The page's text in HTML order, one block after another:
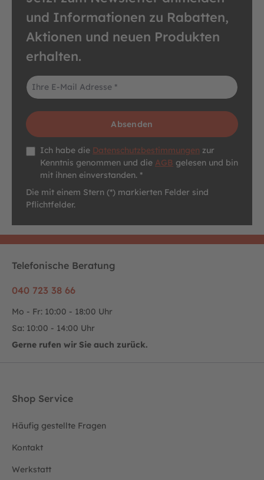
und Informationen zu Rabatten,
Aktionen und neuen Produkten
erhalten.
E-Mail-Adresse*
Absenden
Datenschutz *
Ich habe die Datenschutzbestimmungen zur
Kenntnis genommen und die AGB gelesen und bin
mit ihnen einverstanden. *
Die mit einem Stern (*) markierten Felder sind
Pflichtfelder.
Telefonische Beratung
040 723 38 66
Mo - Fr: 10:00 - 18:00 Uhr
Sa: 10:00 - 14:00 Uhr
Gerne rufen wir Sie auch zurück.
Shop Service
Häufig gestellte Fragen
Kontakt
Werkstatt